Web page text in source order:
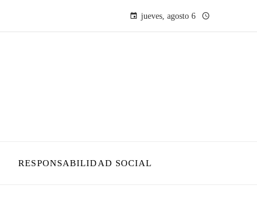
jueves, agosto 6
RESPONSABILIDAD SOCIAL